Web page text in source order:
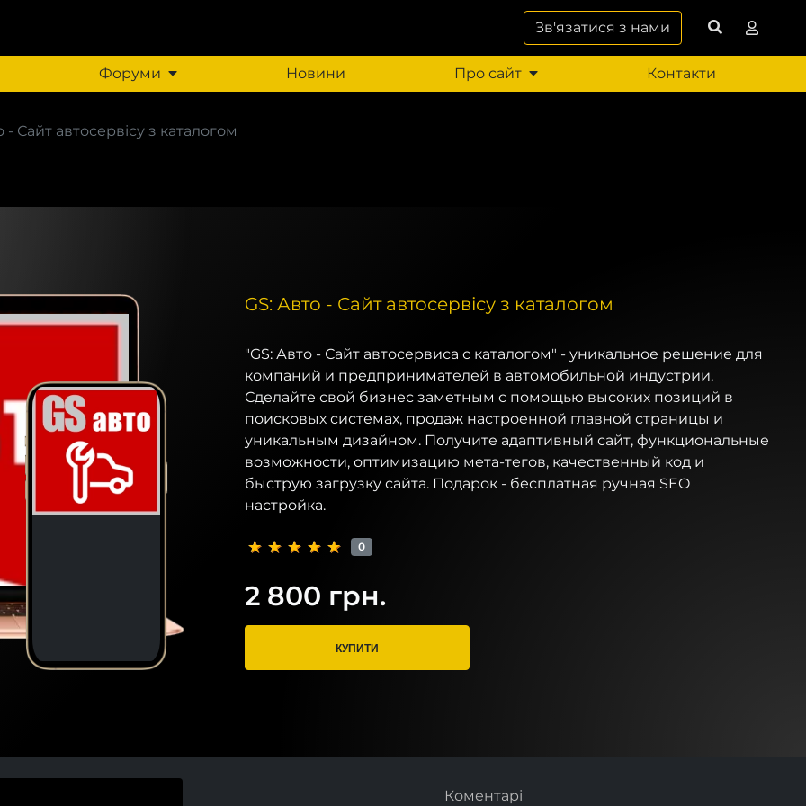
Зв'язатися з нами
Форуми Новини Про сайт Контакти
- Сайт автосервісу з каталогом
GS: Авто - Сайт автосервісу з каталогом
"GS: Авто - Сайт автосервиса с каталогом" - уникальное решение для
компаний и предпринимателей в автомобильной индустрии.
Сделайте свой бизнес заметным с помощью высоких позиций в
поисковых системах, продаж настроенной главной страницы и
уникальным дизайном. Получите адаптивный сайт, функциональные
возможности, оптимизацию мета-тегов, качественный код и
быструю загрузку сайта. Подарок - бесплатная ручная SEO
настройка.
0
2 800 грн.
КУПИТИ
Коментарі